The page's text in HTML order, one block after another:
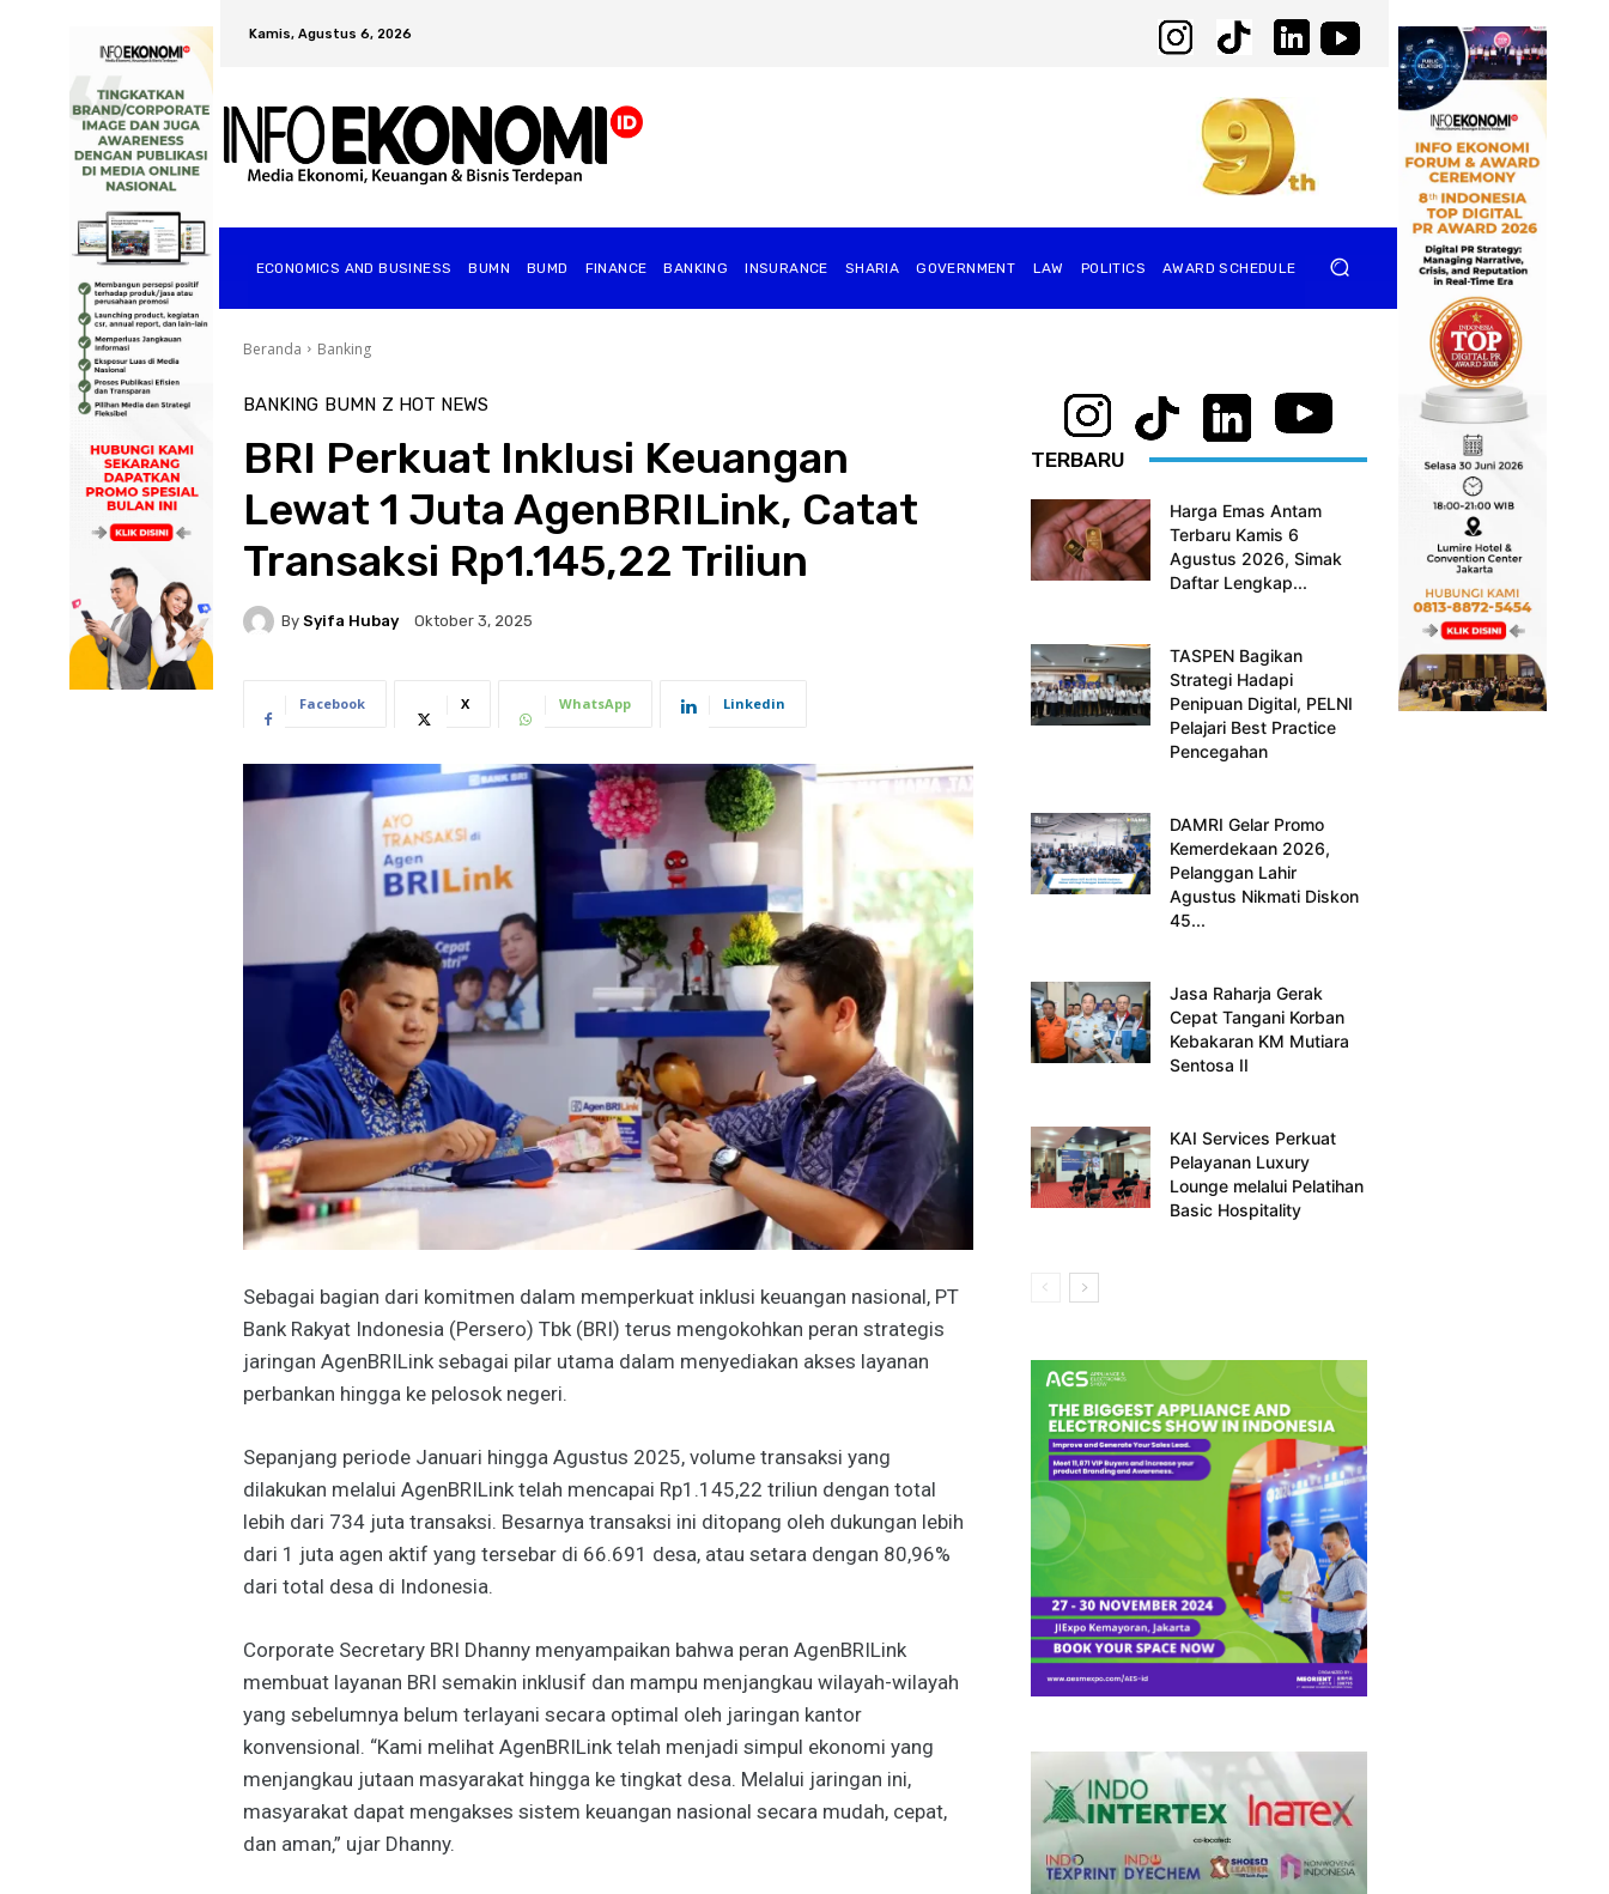
Kamis, Agustus 6, 2026
ECONOMICS AND BUSINESS BUMN BUMD FINANCE BANKING INSURANCE SHARIA GOVERNMENT ⁠LAW POLITICS AWARD SCHEDULE
Beranda Banking
BANKING BUMN Z HOT NEWS
BRI Perkuat Inklusi Keuangan
Lewat 1 Juta AgenBRILink, Catat
Transaksi Rp1.145,22 Triliun
By Syifa Hubay Oktober 3, 2025
Facebook X WhatsApp Linkedin
Sebagai bagian dari komitmen dalam memperkuat inklusi keuangan nasional, PT
Bank Rakyat Indonesia (Persero) Tbk (BRI) terus mengokohkan peran strategis
jaringan AgenBRILink sebagai pilar utama dalam menyediakan akses layanan
perbankan hingga ke pelosok negeri.
Sepanjang periode Januari hingga Agustus 2025, volume transaksi yang
dilakukan melalui AgenBRILink telah mencapai Rp1.145,22 triliun dengan total
lebih dari 734 juta transaksi. Besarnya transaksi ini ditopang oleh dukungan lebih
dari 1 juta agen aktif yang tersebar di 66.691 desa, atau setara dengan 80,96%
dari total desa di Indonesia.
Corporate Secretary BRI Dhanny menyampaikan bahwa peran AgenBRILink
membuat layanan BRI semakin inklusif dan mampu menjangkau wilayah-wilayah
yang sebelumnya belum terlayani secara optimal oleh jaringan kantor
konvensional. “Kami melihat AgenBRILink telah menjadi simpul ekonomi yang
menjangkau jutaan masyarakat hingga ke tingkat desa. Melalui jaringan ini,
masyarakat dapat mengakses sistem keuangan nasional secara mudah, cepat,
dan aman,” ujar Dhanny.
TERBARU
Harga Emas Antam
Terbaru Kamis 6
Agustus 2026, Simak
Daftar Lengkap...
TASPEN Bagikan
Strategi Hadapi
Penipuan Digital, PELNI
Pelajari Best Practice
Pencegahan
DAMRI Gelar Promo
Kemerdekaan 2026,
Pelanggan Lahir
Agustus Nikmati Diskon
45...
Jasa Raharja Gerak
Cepat Tangani Korban
Kebakaran KM Mutiara
Sentosa II
KAI Services Perkuat
Pelayanan Luxury
Lounge melalui Pelatihan
Basic Hospitality